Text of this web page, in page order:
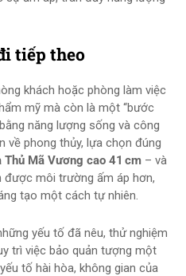
tiếp theo
khách hoặc phòng làm việc
mỹ mà còn là một “bước
năng lượng sống và công
về phong thủy, lựa chọn đúng
Mã Vương cao 41 cm – và
được môi trường ấm áp hơn,
tạo một cách tự nhiên.
yếu tố đã nêu, thử nghiệm
trì việc bảo quản tượng một
tố hài hòa, không gian của